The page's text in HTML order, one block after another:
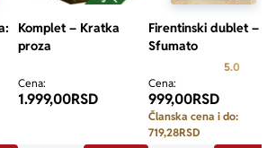
Komplet – Kratka
proza
Cena:
1.999,00RSD
Firentinski dublet –
Sfumato
5.0
Cena:
999,00RSD
Članska cena i do:
719,28RSD